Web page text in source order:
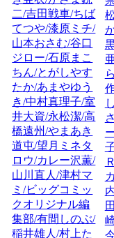
二/吉田戦車/ちば
てつや/漆原ミチ/
山本おさむ/谷口
ジロー/石原まこ
ちん/とがしやす
たか/あまやゆう
き/中村真理子/室
井大資/永松潔/高
橋遠州/やまあき
道屯/望月ミネタ
ロウ/カレー沢薫/
山川直人/津村マ
ミ/ビッグコミッ
クオリジナル編
集部/有間しのぶ/
稲井雄人/村上た